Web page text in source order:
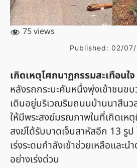
75 views
Published: 02/
เกิดเหตุโศกนาฏกรรมสะเทือนใจ
หลังรถกระบะคันหนึ่งพุ่งเข้าชนข
เดินอยู่บริเวณริมถนนบ้านนาสีนว
ให้มีพระสงฆ์มรณภาพในที่เกิดเห
สงฆ์ได้รับบาดเจ็บสาหัสอีก 13 รูป
เร่งระดมกำลังเข้าช่วยเหลือและน
อย่างเร่งด่วน